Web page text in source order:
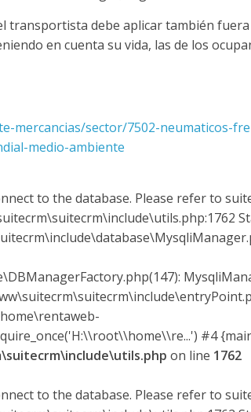
transportista debe aplicar también
en cuenta su vida, las de los
mercancias/sector/7502-neumaticos-
medio-ambiente
to the database. Please refer to
#4
on line 1762
to the database. Please refer to